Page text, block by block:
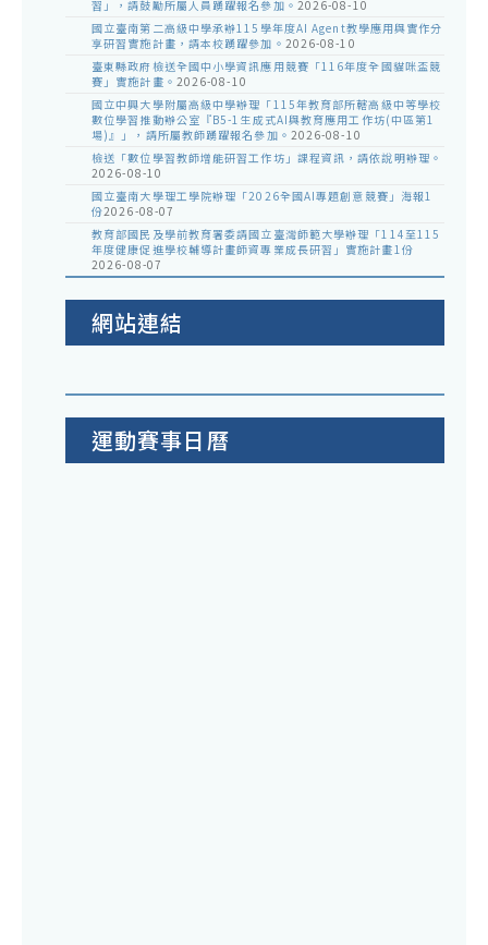
習」，請鼓勵所屬人員踴躍報名參加。 2026-08-10
國立臺南第二高級中學承辦115學年度AI Agent教學應用與實作分
享研習實施計畫，請本校踴躍參加。 2026-08-10
臺東縣政府檢送全國中小學資訊應用競賽「116年度全國貓咪盃競
賽」實施計畫。 2026-08-10
國立中興大學附屬高級中學辦理「115年教育部所轄高級中等學校
數位學習推動辦公室『B5-1生成式AI與教育應用工作坊(中區第1
場)』」，請所屬教師踴躍報名參加。 2026-08-10
檢送「數位學習教師增能研習工作坊」課程資訊，請依說明辦理。
2026-08-10
國立臺南大學理工學院辦理「2026全國AI專題創意競賽」海報1
份2026-08-07
教育部國民及學前教育署委請國立臺灣師範大學辦理「114至115
年度健康促進學校輔導計畫師資專業成長研習」實施計畫1份
2026-08-07
網站連結
運動賽事日曆